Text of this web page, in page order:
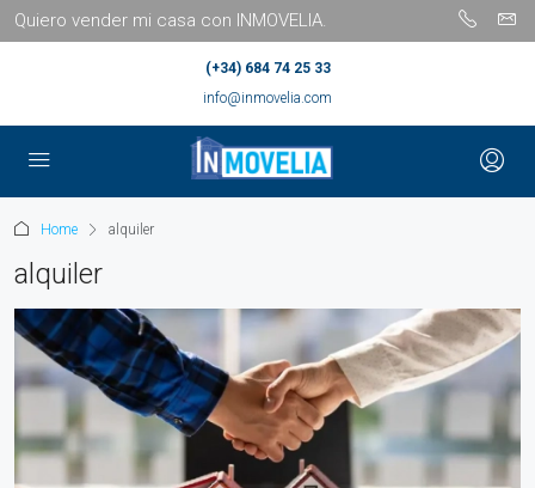
Quiero vender mi casa con INMOVELIA.
(+34) 684 74 25 33
info@inmovelia.com
Home alquiler
alquiler